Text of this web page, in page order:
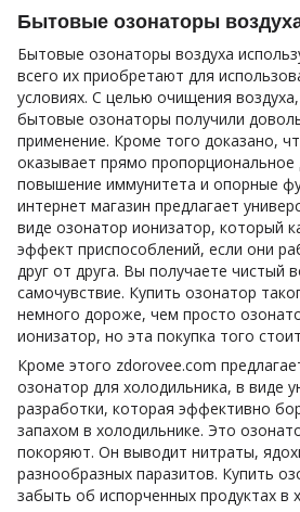
Бытовые озонаторы
Бытовые озонаторы воздуха
всего их приобретают для
условиях. С целью очищения
бытовые озонаторы получили
применение. Кроме того доказано,
оказывает прямо пропорциональное
повышение иммунитета и опорные
интернет магазин предлагает
виде озонатор ионизатор, который
эффект приспособлений, если они
друг от друга. Вы получаете чистый
самочувствие. Купить озонатор
немного дороже, чем просто
ионизатор, но эта покупка того
Кроме этого zdorovee.com
озонатор для холодильника, в виде
разработки, которая эффективно
запахом в холодильнике. Это
покоряют. Он выводит нитраты,
разнообразных паразитов. Купить
забыть об испорченных продуктах в